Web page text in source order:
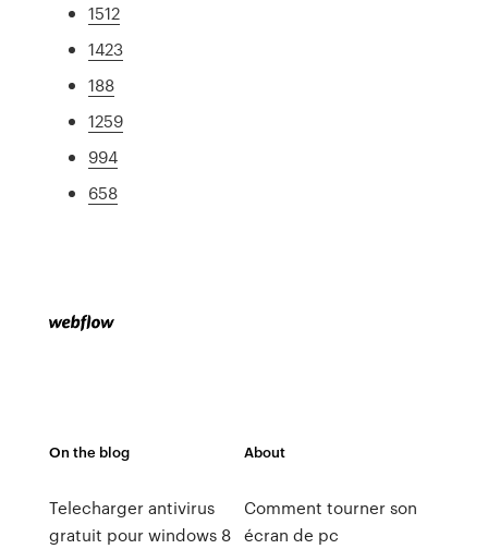
1512
1423
188
1259
994
658
On the blog
Telecharger antivirus
gratuit pour windows 8
About
Comment tourner son
écran de pc